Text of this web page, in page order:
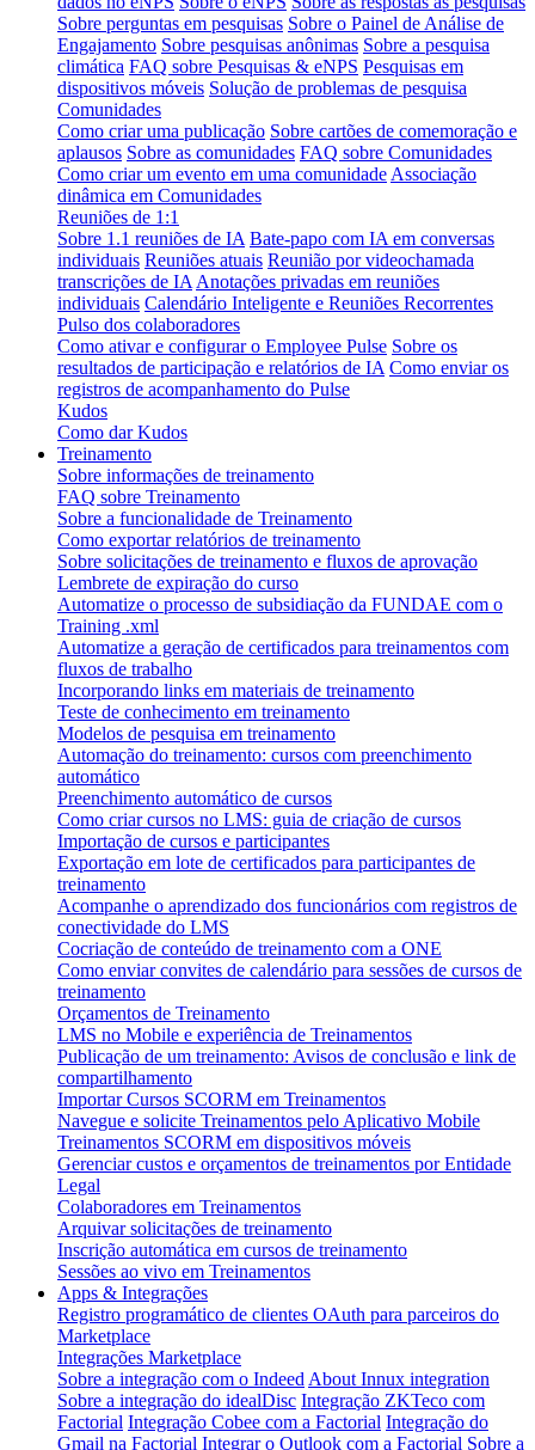
Sobre perguntas em pesquisas Sobre o Painel de Análise de
Engajamento Sobre pesquisas anônimas Sobre a pesquisa
climática FAQ sobre Pesquisas & eNPS Pesquisas em
dispositivos móveis Solução de problemas de pesquisa
Comunidades
Como criar uma publicação Sobre cartões de comemoração e
aplausos Sobre as comunidades FAQ sobre Comunidades
Como criar um evento em uma comunidade Associação
dinâmica em Comunidades
Reuniões de 1:1
Sobre 1.1 reuniões de IA Bate-papo com IA em conversas
individuais Reuniões atuais Reunião por videochamada
transcrições de IA Anotações privadas em reuniões
individuais Calendário Inteligente e Reuniões Recorrentes
Pulso dos colaboradores
Como ativar e configurar o Employee Pulse Sobre os
resultados de participação e relatórios de IA Como enviar os
registros de acompanhamento do Pulse
Kudos
Como dar Kudos
Treinamento
Sobre informações de treinamento
FAQ sobre Treinamento
Sobre a funcionalidade de Treinamento
Como exportar relatórios de treinamento
Sobre solicitações de treinamento e fluxos de aprovação
Lembrete de expiração do curso
Automatize o processo de subsidiação da FUNDAE com o
Training .xml
Automatize a geração de certificados para treinamentos com
fluxos de trabalho
Incorporando links em materiais de treinamento
Teste de conhecimento em treinamento
Modelos de pesquisa em treinamento
Automação do treinamento: cursos com preenchimento
automático
Preenchimento automático de cursos
Como criar cursos no LMS: guia de criação de cursos
Importação de cursos e participantes
Exportação em lote de certificados para participantes de
treinamento
Acompanhe o aprendizado dos funcionários com registros de
conectividade do LMS
Cocriação de conteúdo de treinamento com a ONE
Como enviar convites de calendário para sessões de cursos de
treinamento
Orçamentos de Treinamento
LMS no Mobile e experiência de Treinamentos
Publicação de um treinamento: Avisos de conclusão e link de
compartilhamento
Importar Cursos SCORM em Treinamentos
Navegue e solicite Treinamentos pelo Aplicativo Mobile
Treinamentos SCORM em dispositivos móveis
Gerenciar custos e orçamentos de treinamentos por Entidade
Legal
Colaboradores em Treinamentos
Arquivar solicitações de treinamento
Inscrição automática em cursos de treinamento
Sessões ao vivo em Treinamentos
Apps & Integrações
Registro programático de clientes OAuth para parceiros do
Marketplace
Integrações Marketplace
Sobre a integração com o Indeed About Innux integration
Sobre a integração do idealDisc Integração ZKTeco com
Factorial Integração Cobee com a Factorial Integração do
Gmail na Factorial Integrar o Outlook com a Factorial Sobre a